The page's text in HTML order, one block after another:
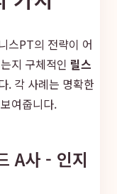
스PT의 전략이 어
지 구체적인 릴스
. 각 사례는 명확한
여줍니다.
A사 - 인지